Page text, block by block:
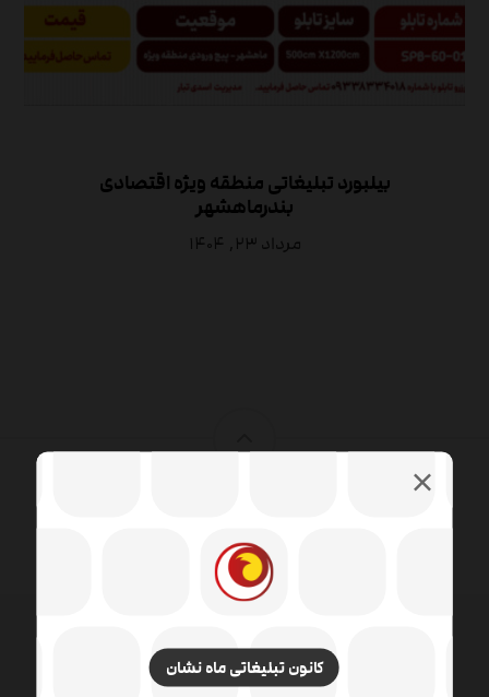
کانون تبلیغاتی ماه نشان
بیلبورد تبلیغاتی منطقه ویژه اقتصادی
بندرماهشهر
مرداد ۲۳, ۱۴۰۴
طراحی وب شامل مهارت ها و رشته های مختلفی در زمینه